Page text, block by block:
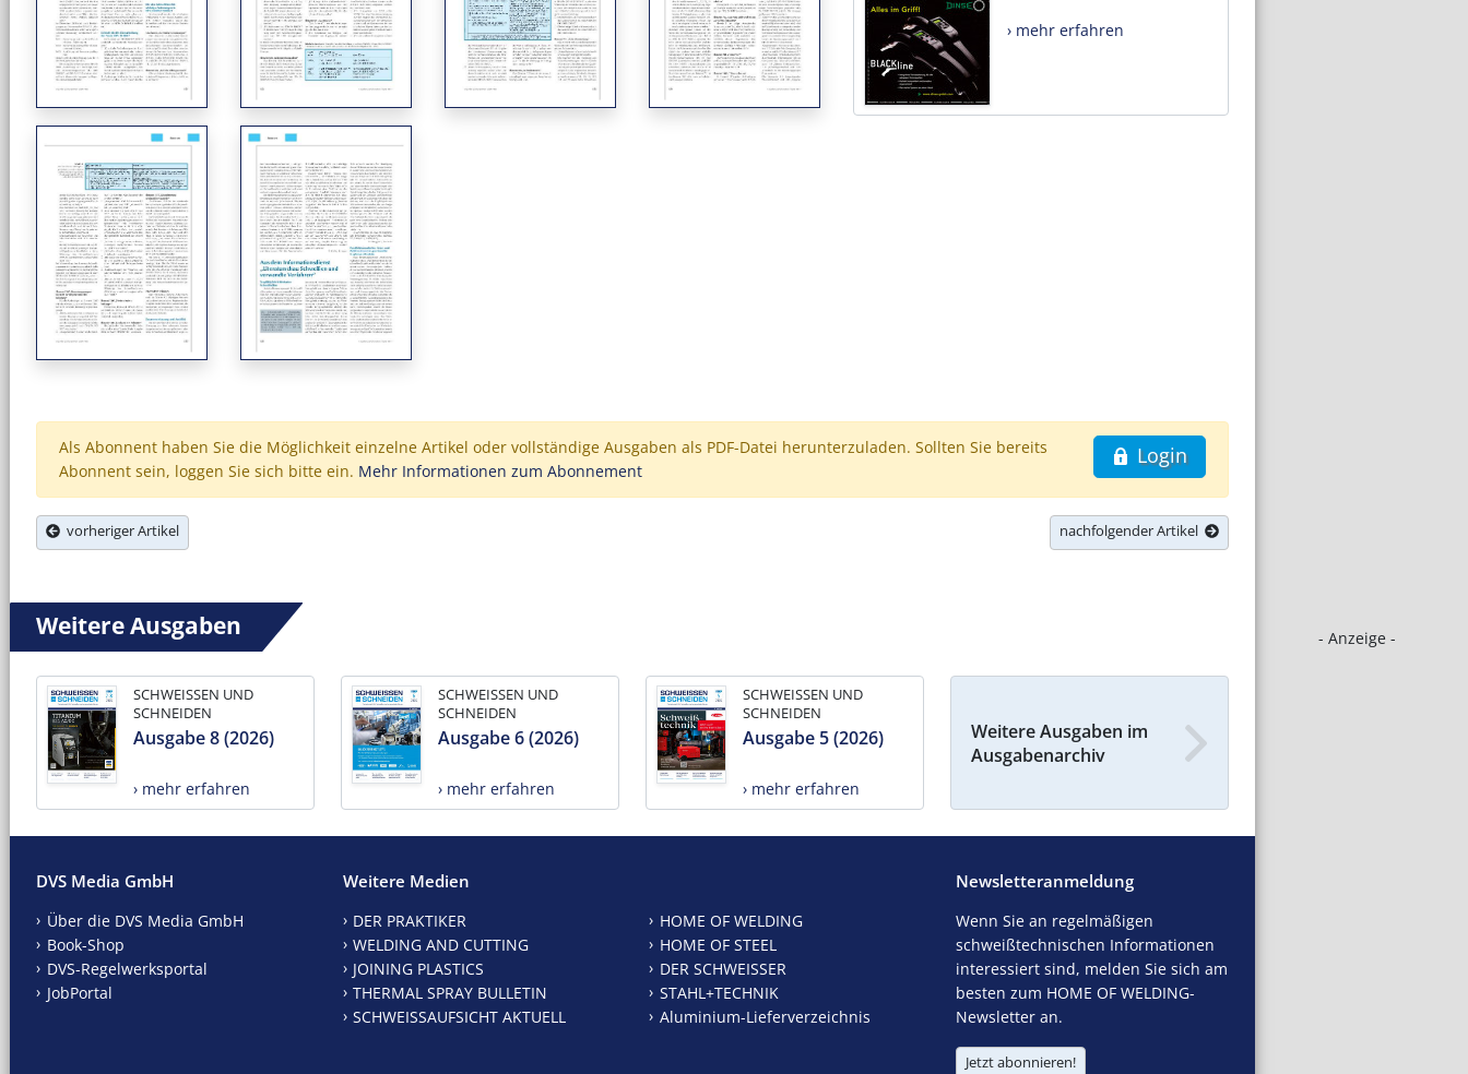
- Anzeige -
› mehr erfahren
Login
Als Abonnent haben Sie die Möglichkeit einzelne Artikel oder vollständige Ausgaben als PDF-Datei herunterzuladen. Sollten Sie bereits
Abonnent sein, loggen Sie sich bitte ein. Mehr Informationen zum Abonnement
vorheriger Artikel nachfolgender Artikel
Weitere Ausgaben
SCHWEISSEN UND
SCHNEIDEN
Ausgabe 8 (2026)
› mehr erfahren
SCHWEISSEN UND
SCHNEIDEN
Ausgabe 6 (2026)
› mehr erfahren
SCHWEISSEN UND
SCHNEIDEN
Ausgabe 5 (2026)
› mehr erfahren
Weitere Ausgaben im
Ausgabenarchiv
DVS Media GmbH
Über die DVS Media GmbH
Book-Shop
DVS-Regelwerksportal
JobPortal
Weitere Medien
DER PRAKTIKER
WELDING AND CUTTING
JOINING PLASTICS
THERMAL SPRAY BULLETIN
SCHWEISSAUFSICHT AKTUELL
HOME OF WELDING
HOME OF STEEL
DER SCHWEISSER
STAHL+TECHNIK
Aluminium-Lieferverzeichnis
Newsletteranmeldung
Wenn Sie an regelmäßigen
schweißtechnischen Informationen
interessiert sind, melden Sie sich am
besten zum HOME OF WELDING-
Newsletter an.
Jetzt abonnieren!